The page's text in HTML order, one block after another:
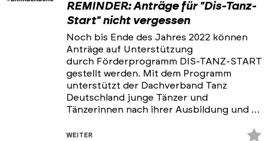
REMINDER: Anträge für "Dis-Tanz-
Start" nicht vergessen
Noch bis Ende des Jahres 2022 können
Anträge auf Unterstützung
durch Förderprogramm DIS-TANZ-START
gestellt werden. Mit dem Programm
unterstützt der Dachverband Tanz
Deutschland junge Tänzer und
Tänzerinnen nach ihrer Ausbildung und …
WEITER